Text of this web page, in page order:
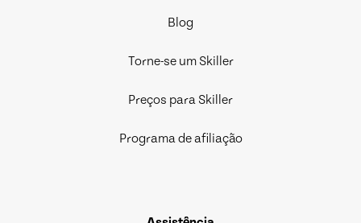
Blog
Torne-se um Skiller
Preços para Skiller
Programa de afiliação